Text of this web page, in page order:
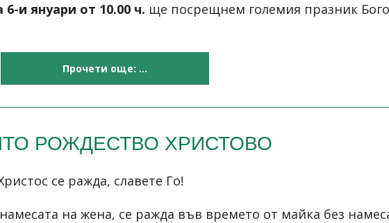
6-и януари от 10.00 ч. ще посрещнем големия празник
Прочети още: ...
РОЖДЕСТВО ХРИСТОВО
се ражда, славете Го!
на жена, се ражда във времето от майка без